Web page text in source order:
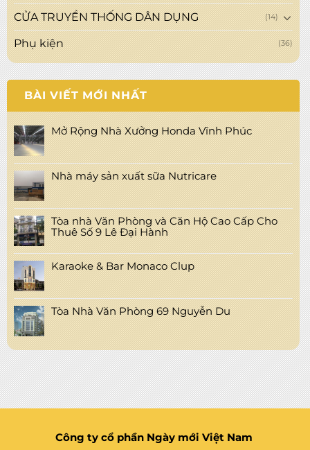
CỬA TRUYỀN THỐNG DÂN DỤNG (14)
Phụ kiện (36)
BÀI VIẾT MỚI NHẤT
Mở Rộng Nhà Xưởng Honda Vĩnh Phúc
Nhà máy sản xuất sữa Nutricare
Tòa nhà Văn Phòng và Căn Hộ Cao Cấp Cho
Thuê Số 9 Lê Đại Hành
Karaoke & Bar Monaco Clup
Tòa Nhà Văn Phòng 69 Nguyễn Du
Công ty cổ phần Ngày mới Việt Nam